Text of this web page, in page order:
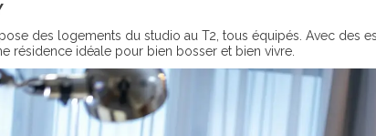
des logements du studio au T2, tous équipés. Avec des
résidence idéale pour bien bosser et bien vivre.